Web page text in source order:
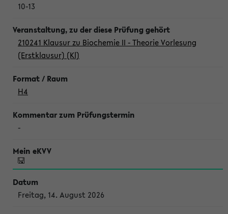
10-13
210241 Klausur zu Biochemie II - Theorie Vorlesung
(Erstklausur) (Kl)
H4
-
Freitag, 14. August 2026